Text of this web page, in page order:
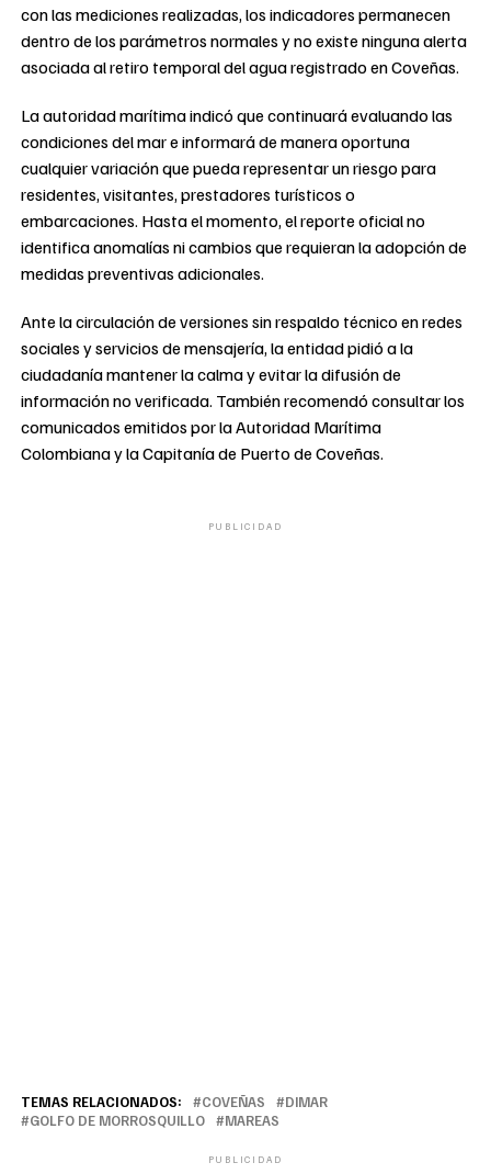
con las mediciones realizadas, los indicadores permanecen
dentro de los parámetros normales y no existe ninguna alerta
asociada al retiro temporal del agua registrado en Coveñas.
La autoridad marítima indicó que continuará evaluando las
condiciones del mar e informará de manera oportuna
cualquier variación que pueda representar un riesgo para
residentes, visitantes, prestadores turísticos o
embarcaciones. Hasta el momento, el reporte oficial no
identifica anomalías ni cambios que requieran la adopción de
medidas preventivas adicionales.
Ante la circulación de versiones sin respaldo técnico en redes
sociales y servicios de mensajería, la entidad pidió a la
ciudadanía mantener la calma y evitar la difusión de
información no verificada. También recomendó consultar los
comunicados emitidos por la Autoridad Marítima
Colombiana y la Capitanía de Puerto de Coveñas.
PUBLICIDAD
TEMAS RELACIONADOS: COVEÑAS
DIMAR
GOLFO DE MORROSQUILLO
MAREAS
PUBLICIDAD